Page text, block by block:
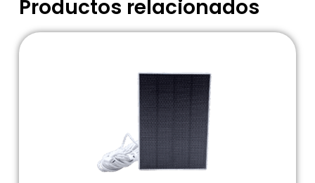
Productos relacionados